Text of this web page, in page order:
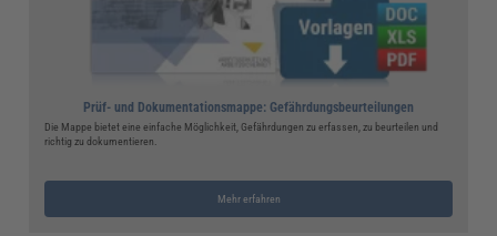
Prüf- und Dokumentationsmappe: Gefährdungsbeurteilungen
Die Mappe bietet eine einfache Möglichkeit, Gefährdungen zu erfassen, zu beurteilen und
richtig zu dokumentieren.
Mehr erfahren